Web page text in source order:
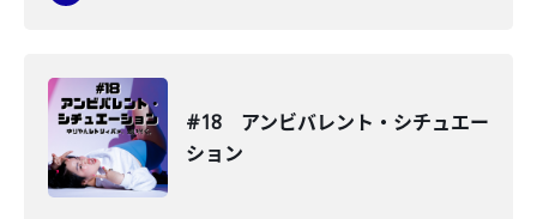
#18 アンビバレント・シチュエー
ション